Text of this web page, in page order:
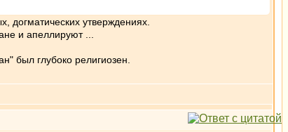
догматических утверждениях.
и апеллируют ...
был глубоко религиозен.